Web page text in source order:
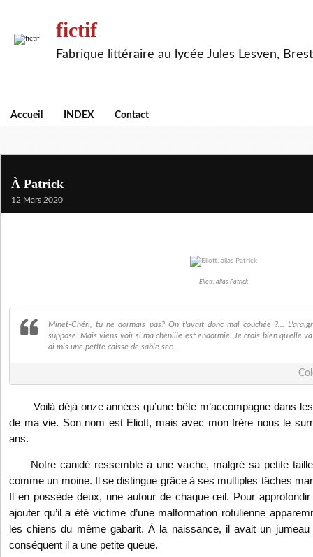
fictif
Fabrique littéraire au lycée Jules Lesven, Brest
Accueil INDEX Contact
À Patrick
12 Mars 2020
Eliott, alias Patrick
Minet-Chéri, tu ne dormais pas? On t'avait donc mal couchée ?...
suppose. Mais viens voir si ma chenille est endormie. Je crois bien qu'elle
ai mis une petite caisse de sable sec.
Voilà déjà onze années qu’une bête m’accompagne dans
de ma vie. Son nom est Eliott, mais avec mon frère nous le
ans.
Notre canidé ressemble à une vache, malgré sa petite
comme un moine. Il se distingue grâce à ses multiples tâches
Il en possède deux, une autour de chaque œil. Pour
ajouter qu’il a été victime d’une malformation rotulienne
les chiens du même gabarit. À la naissance, il avait un
conséquent il a une petite queue.